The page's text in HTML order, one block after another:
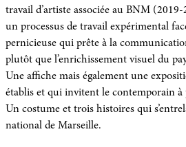
travail d’artiste associée au BNM
un processus de travail expérimental
pernicieuse qui prête à la
plutôt que l’enrichissement visuel du
Une affiche mais également une
établis et qui invitent le contemporain à
Un costume et trois histoires qui
national de Marseille.